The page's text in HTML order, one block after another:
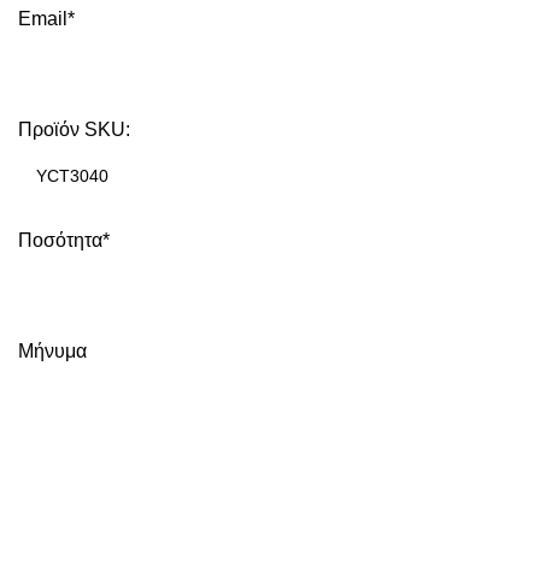
Email*
Προϊόν SKU:
Ποσότητα*
Μήνυμα